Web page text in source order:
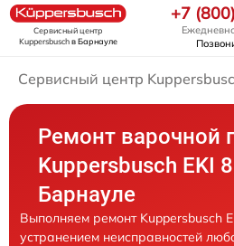
Сервисный центр
Kuppersbuschв Барнауле
+7
Сервисный центр
Ремонт варочной
Kuppersbusch EKI
Барнауле
Выполняем ремонт Kuppersbusch
устранением неисправностей